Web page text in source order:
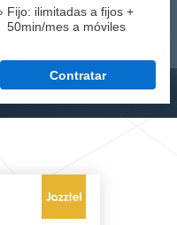
Fijo: ilimitadas a fijos +
50min/mes a móviles
Contratar